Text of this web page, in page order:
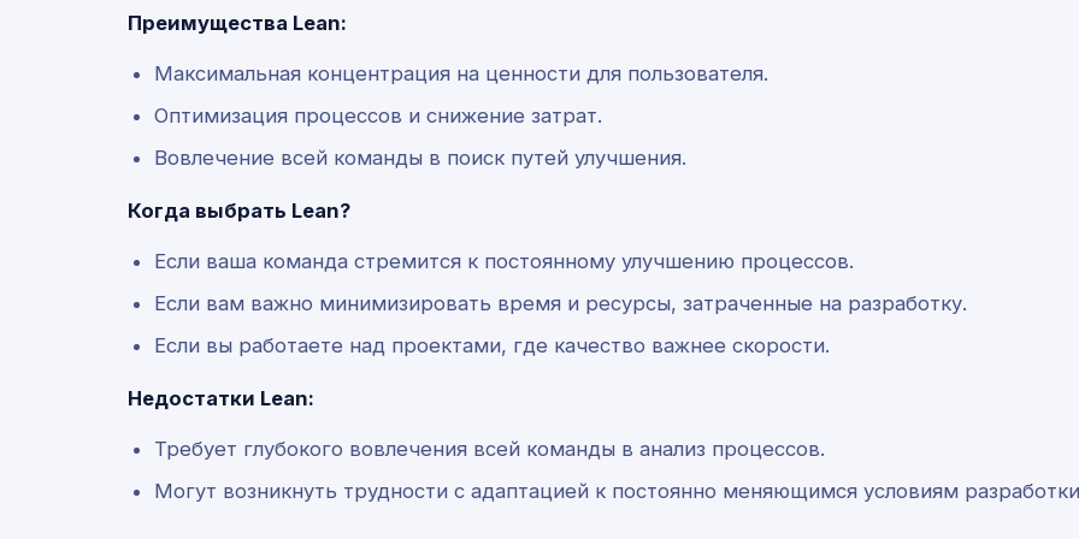
Преимущества Lean:
Максимальная концентрация на ценности для пользователя.
Оптимизация процессов и снижение затрат.
Вовлечение всей команды в поиск путей улучшения.
Когда выбрать Lean?
Если ваша команда стремится к постоянному улучшению процессов.
Если вам важно минимизировать время и ресурсы, затраченные на разработку.
Если вы работаете над проектами, где качество важнее скорости.
Недостатки Lean:
Требует глубокого вовлечения всей команды в анализ процессов.
Могут возникнуть трудности с адаптацией к постоянно меняющимся условиям